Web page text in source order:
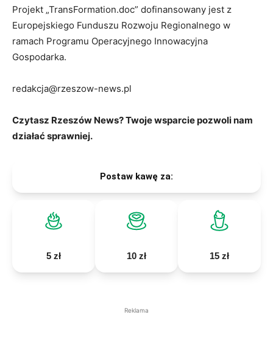
Projekt „TransFormation.doc” dofinansowany jest z
Europejskiego Funduszu Rozwoju Regionalnego w
ramach Programu Operacyjnego Innowacyjna
Gospodarka.
redakcja@rzeszow-news.pl
Czytasz Rzeszów News? Twoje wsparcie pozwoli nam
działać sprawniej.
Postaw kawę za:
5 zł 10 zł 15 zł
Reklama